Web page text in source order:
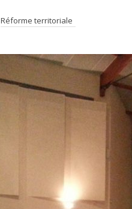
Réforme territoriale